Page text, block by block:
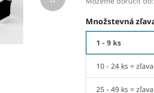
Množstevná
1 - 9 ks
10 - 24 ks =
25 - 49 ks =